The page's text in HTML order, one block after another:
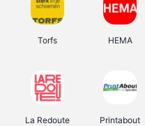
Torfs HEMA
La Redoute Printabout